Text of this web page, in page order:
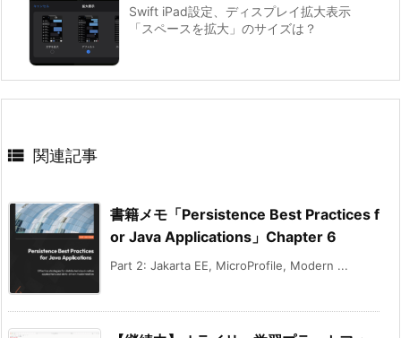
Swift iPad設定、ディスプレイ拡大表示
「スペースを拡大」のサイズは？
 関連記事
書籍メモ「Persistence Best Practices f
or Java Applications」Chapter 6
Part 2: Jakarta EE, MicroProfile, Modern ...